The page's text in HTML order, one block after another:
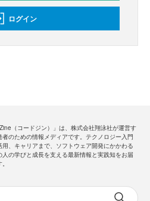
ログイン
（コードジン）」は、株式会社翔泳社が運営す
者のための情報メディアです。テクノロジー入門
用、キャリアまで、ソフトウェア開発にかかわる
人の学びと成長を支える最新情報と実践知をお届